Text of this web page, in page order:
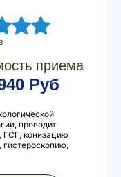
приема
Руб
проводит
ГСГ, конизацию